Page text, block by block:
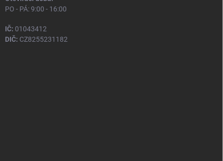
PO - PÁ: 9:00 - 16:00
IČ: 01043412
DIČ: CZ8255231182